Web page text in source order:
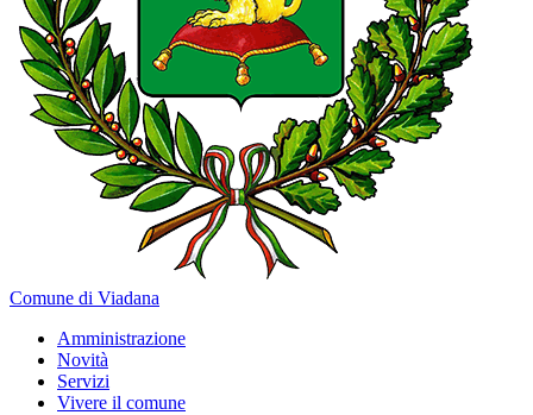
Comune di Viadana
Amministrazione
Novità
Servizi
Vivere il comune